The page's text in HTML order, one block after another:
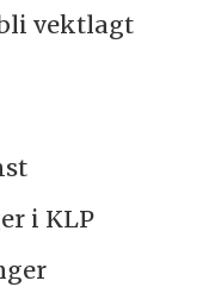
vektlagt
i KLP